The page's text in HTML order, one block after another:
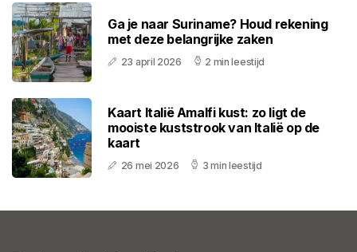
Ga je naar Suriname? Houd rekening
met deze belangrijke zaken
23 april 2026 2 min leestijd
Kaart Italië Amalfi kust: zo ligt de
mooiste kuststrook van Italië op de
kaart
26 mei 2026 3 min leestijd